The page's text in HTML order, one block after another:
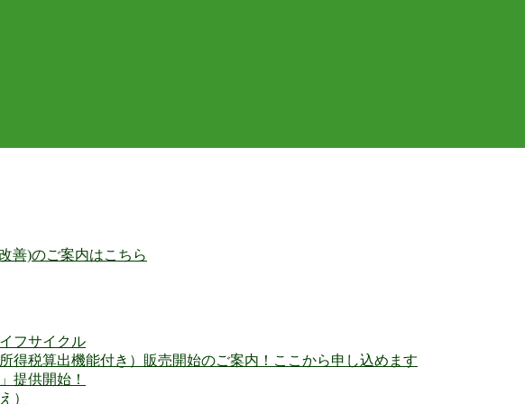
善)のご案内はこちら
フサイクル
得税算出機能付き）販売開始のご案内！ここから申し込めます
提供開始！
）